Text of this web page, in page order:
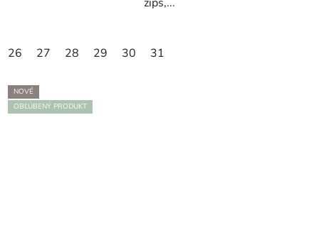
26 27 28 29 30 31
NOVÉ
OBĽÚBENÝ PRODUKT